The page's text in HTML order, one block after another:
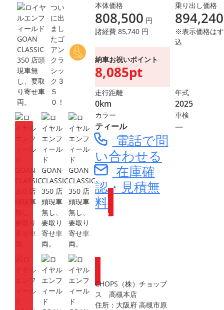
つい
に出
まし
たゴ
アン
クラ
シッ
ク３
５
０！
本体価格
808,500 円
乗り出し価格
894,240
諸経費 85,740 円
※表示価格は
込
納車お祝いポイント
8,085pt
走行距離
0km
年式
2025
カラー
ティール
車検
―
電話で問
い合わせる
在庫確
認・見積無
料
Webike会員
もらえます
CHOPS（株）チョップ
ス 高槻本店
住所：大阪府 高槻市原